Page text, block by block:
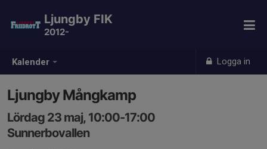
Kalender Logga in
Ljungby FIK
2012-
Ljungby Mångkamp
Lördag 23 maj, 10:00-17:00
Sunnerbovallen